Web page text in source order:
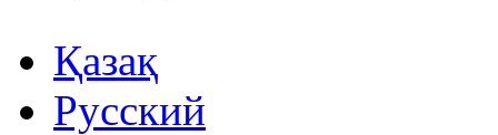
Қазақ
Русский